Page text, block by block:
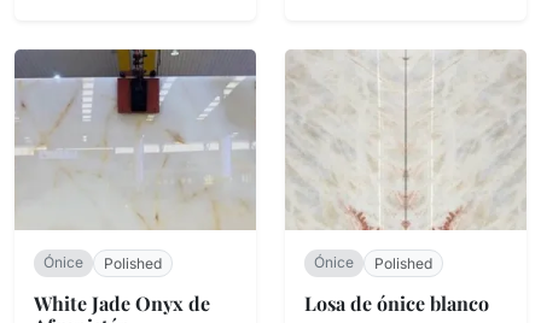
Ónice Polished
White Jade Onyx de
Ónice Polished
Losa de ónice blanco